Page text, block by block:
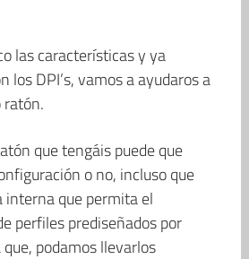
las características y ya
los DPI’s, vamos a ayudaros a
que tengáis puede que
o no, incluso que
que permita el
perfiles prediseñados por
podamos llevarlos